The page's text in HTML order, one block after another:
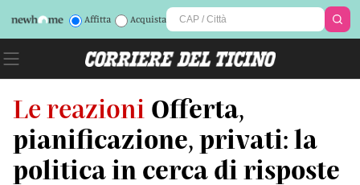
Affitta Acquista
Le reazioni Offerta,
pianificazione, privati: la
politica in cerca di risposte